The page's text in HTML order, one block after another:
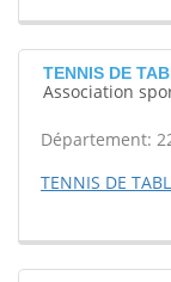
TENNIS DE
Association
Département:
TENNIS DE